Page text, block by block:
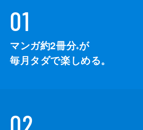
01
マンガ約2冊分※が
毎月タダで楽しめる。